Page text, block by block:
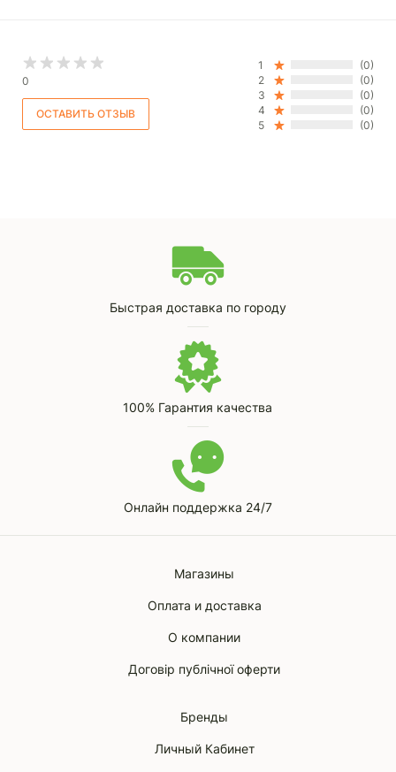
0
1
(0)
2
(0)
3
(0)
4
(0)
5
(0)
Быстрая доставка по городу
100% Гарантия качества
Онлайн поддержка 24/7
Магазины
Оплата и доставка
О компании
Договір публічної оферти
Бренды
Личный Кабинет